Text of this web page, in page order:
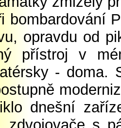
bombardování
opravdu od
přístroj v
- doma.
dnešní